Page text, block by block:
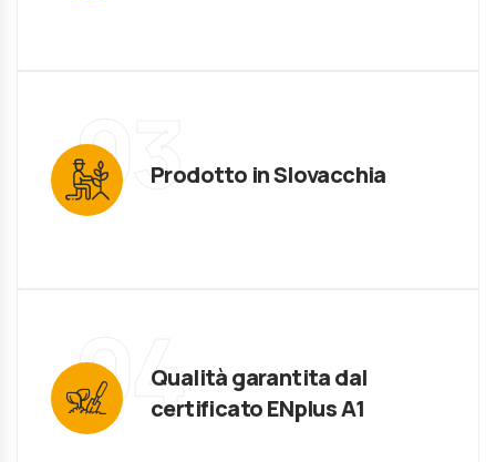
03Prodotto in Slovacchia
04Qualità garantita dal
certificato ENplus A1